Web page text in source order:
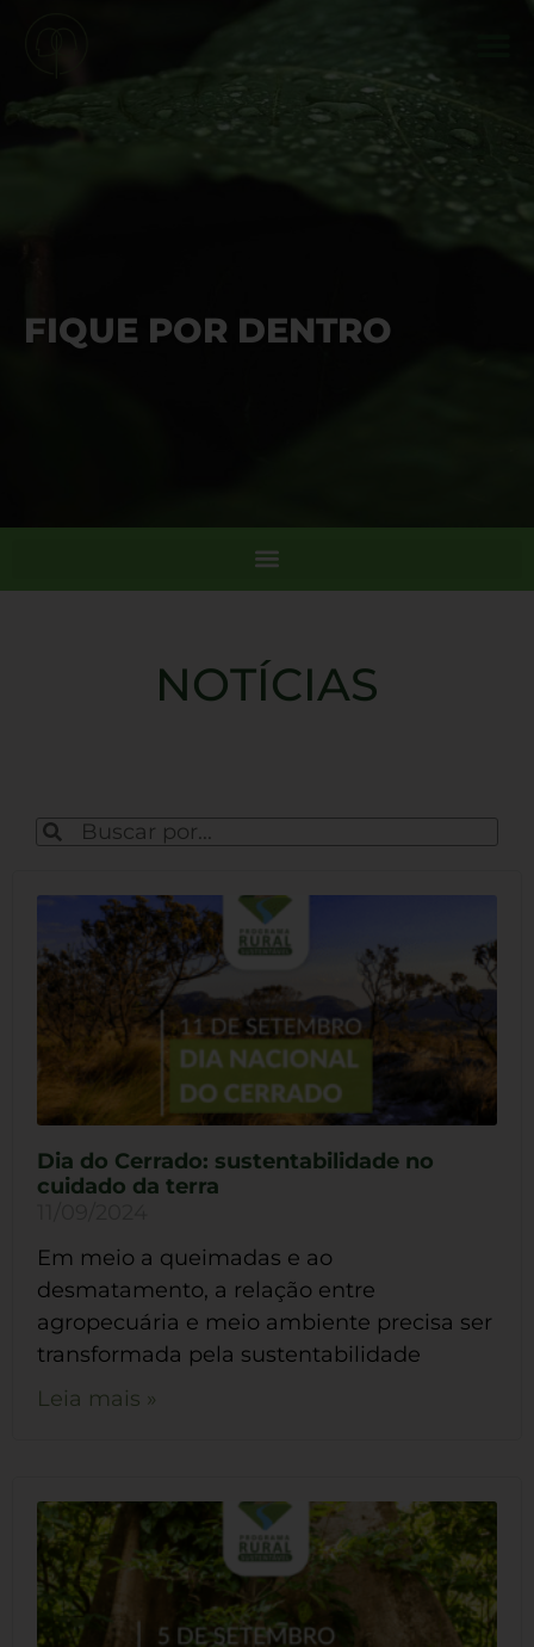
FIQUE POR DENTRO
NOTÍCIAS
Dia do Cerrado: sustentabilidade no
cuidado da terra
Em meio a queimadas e ao
desmatamento, a relação entre
agropecuária e meio ambiente precisa ser
transformada pela sustentabilidade
Leia mais »